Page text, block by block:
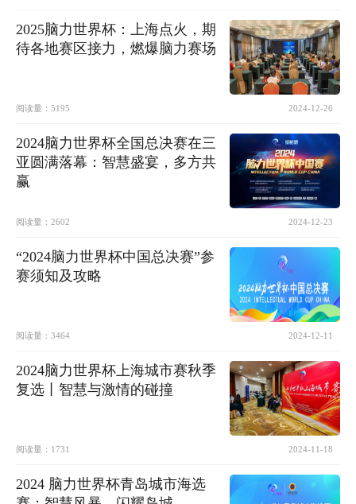
2025脑力世界杯：上海点火，期
待各地赛区接力，燃爆脑力赛场
阅读量： 5195 2024-12-26
2024脑力世界杯全国总决赛在三
亚圆满落幕：智慧盛宴，多方共
赢
阅读量： 2602 2024-12-23
“2024脑力世界杯中国总决赛”参
赛须知及攻略
阅读量： 3464 2024-12-11
2024脑力世界杯上海城市赛秋季
复选丨智慧与激情的碰撞
阅读量： 1731 2024-11-18
2024 脑力世界杯青岛城市海选